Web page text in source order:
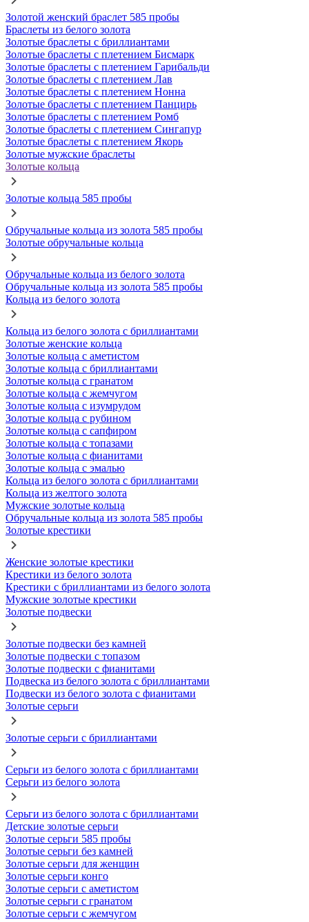
Золотой женский браслет 585 пробы
Браслеты из белого золота
Золотые браслеты с бриллиантами
Золотые браслеты с плетением Бисмарк
Золотые браслеты с плетением Гарибальди
Золотые браслеты с плетением Лав
Золотые браслеты с плетением Нонна
Золотые браслеты с плетением Панцирь
Золотые браслеты с плетением Ромб
Золотые браслеты с плетением Сингапур
Золотые браслеты с плетением Якорь
Золотые мужские браслеты
Золотые кольца
Золотые кольца 585 пробы
Обручальные кольца из золота 585 пробы
Золотые обручальные кольца
Обручальные кольца из белого золота
Обручальные кольца из золота 585 пробы
Кольца из белого золота
Кольца из белого золота с бриллиантами
Золотые женские кольца
Золотые кольца с аметистом
Золотые кольца с бриллиантами
Золотые кольца с гранатом
Золотые кольца с жемчугом
Золотые кольца с изумрудом
Золотые кольца с рубином
Золотые кольца с сапфиром
Золотые кольца с топазами
Золотые кольца с фианитами
Золотые кольца с эмалью
Кольца из белого золота с бриллиантами
Кольца из желтого золота
Мужские золотые кольца
Обручальные кольца из золота 585 пробы
Золотые крестики
Женские золотые крестики
Крестики из белого золота
Крестики с бриллиантами из белого золота
Мужские золотые крестики
Золотые подвески
Золотые подвески без камней
Золотые подвески с топазом
Золотые подвески с фианитами
Подвеска из белого золота с бриллиантами
Подвески из белого золота с фианитами
Золотые серьги
Золотые серьги с бриллиантами
Серьги из белого золота с бриллиантами
Серьги из белого золота
Серьги из белого золота с бриллиантами
Детские золотые серьги
Золотые серьги 585 пробы
Золотые серьги без камней
Золотые серьги для женщин
Золотые серьги конго
Золотые серьги с аметистом
Золотые серьги с гранатом
Золотые серьги с жемчугом